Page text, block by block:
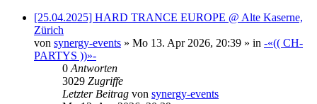
[25.04.2025] HARD TRANCE EUROPE @ Alte Kaserne,
Zürich
von synergy-events » Mo 13. Apr 2026, 20:39 » in -«(( CH-
PARTYS ))»-
0 Antworten
3029 Zugriffe
Letzter Beitrag von synergy-events